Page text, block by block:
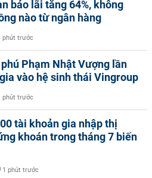
báo lãi tăng 64%, không
nào từ ngân hàng
phút trước
Phạm Nhật Vượng lần
vào hệ sinh thái Vingroup
phút trước
tài khoản gia nhập thị
khoán trong tháng 7 biến
1 phút trước